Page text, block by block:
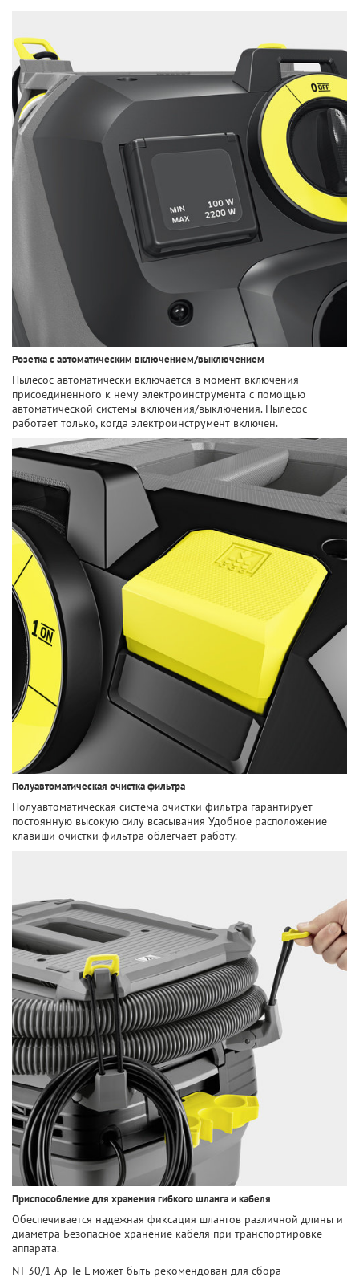
Розетка с автоматическим включением/выключением
Пылесос автоматически включается в момент включения
присоединенного к нему электроинструмента с помощью
автоматической системы включения/выключения. Пылесос
работает только, когда электроинструмент включен.
Полуавтоматическая очистка фильтра
Полуавтоматическая система очистки фильтра гарантирует
постоянную высокую силу всасывания Удобное расположение
клавиши очистки фильтра облегчает работу.
Приспособление для хранения гибкого шланга и кабеля
Обеспечивается надежная фиксация шлангов различной длины и
диаметра Безопасное хранение кабеля при транспортировке
аппарата.
NT 30/1 Ap Te L может быть рекомендован для сбора